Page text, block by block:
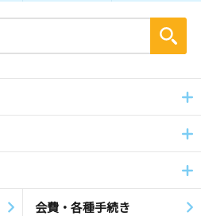
会費・各種手続き